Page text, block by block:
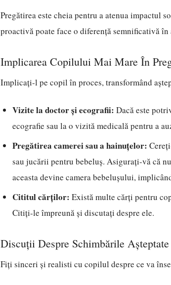
Pregătirea este cheia pentru a atenua impactul
proactivă poate face o diferență semnificativă
Implicarea Copilului Mai Mare În
Implicați-l pe copil în proces, transformând
Vizite la doctor și ecografii: Dacă este
ecografie sau la o vizită medicală pentru a
Pregătirea camerei sau a hainuțelor:
sau jucării pentru bebeluș. Asigurați-vă că
aceasta devine camera bebelușului,
Cititul cărților: Există multe cărți pentru
Citiți-le împreună și discutați despre ele.
Discuții Despre Schimbările Așteptate
Fiți sinceri și realisti cu copilul despre ce va